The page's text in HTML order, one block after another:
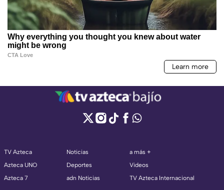
TV Azteca
Azteca UNO
Azteca 7
Noticias
Deportes
adn Noticias
a más +
Videos
TV Azteca Internacional